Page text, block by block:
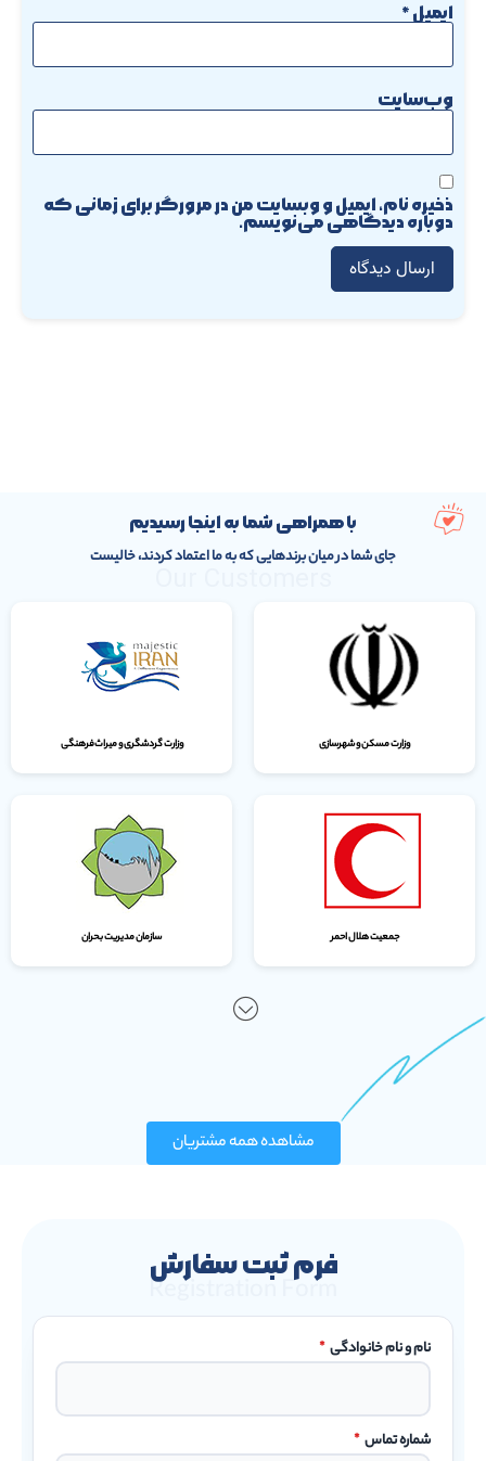
ایمیل*
وب‌سایت
ذخیره نام، ایمیل و وبسایت من در مرورگر برای زمانی که
دوباره دیدگاهی می‌نویسم.
با همراهی شما به اینجا رسیدیم
جای شما در میان برندهایی که به ما اعتماد کردند، خالیست
وزارت مسکن و شهرسازی وزارت گردشگری و میراث‌فرهنگی
جمعیت هلال احمر سازمان مدیریت بحران
مشاهده همه مشتریان
فرم ثبت سفارش
Registration Form
نام و نام خانوادگی *
شماره تماس *